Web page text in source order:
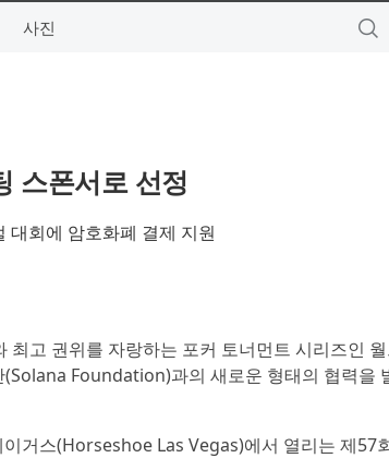
사진
스폰서로 선정
대회에 암호화폐 결제 지원
최고 권위를 자랑하는 포커 토너먼트 시리즈인
Foundation)과의 새로운 형태의 협력을
거스(Horseshoe Las Vegas)에서 열리는 제57